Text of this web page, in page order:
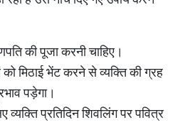
की पूजा करनी चाहिए।
मिठाई भेंट करने से व्यक्ति की ग्रह
पड़ेगा।
प्रतिदिन शिवलिंग पर पवित्र